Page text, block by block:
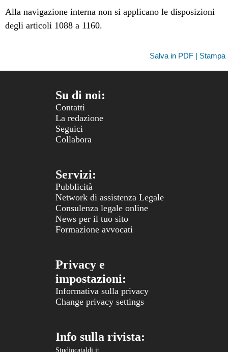
Alla navigazione interna non si applicano le disposizioni
degli articoli 1088 a 1160.
Salva in PDF | Stampa
Su di noi:
Contatti
La redazione
Seguici
Collabora
Servizi:
Pubblicità
Network di assistenza Legale
Consulenza legale online
News per il tuo sito
Formazione avvocati
Privacy e
impostazioni:
Informativa sulla privacy
Change privacy settings
Info sulla rivista:
Studiocataldi.it